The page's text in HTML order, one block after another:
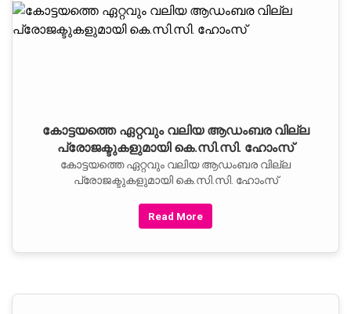
കോട്ടയത്തെ ഏറ്റവും വലിയ ആഡംബര വില്ല
പ്രോജക്ടുകളുമായി കെ.സി.സി. ഹോംസ്‌
കോട്ടയത്തെ ഏറ്റവും വലിയ ആഡംബര വില്ല
പ്രോജക്ടുകളുമായി കെ.സി.സി. ഹോംസ്‌
Read More